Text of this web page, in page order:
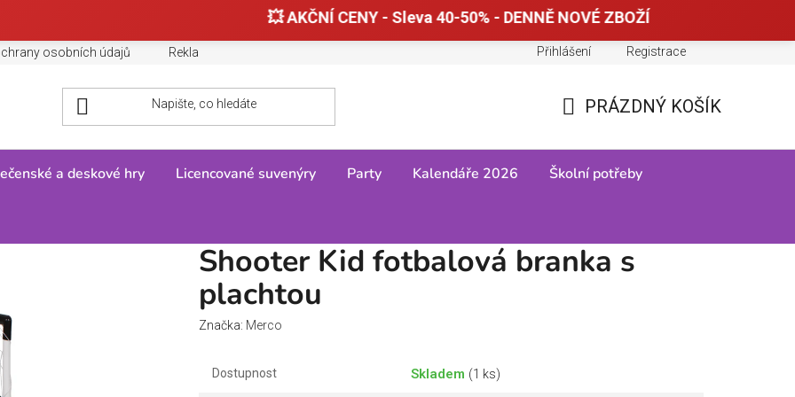
💥 AKČNÍ CENY - Sleva 40-50% - DENNĚ NOVÉ ZBOŽÍ
osobních údajů Reklamace, výměny a vrácení zboží Tabulky velikostí
Přihlášení Registrace
KOŠÍK
PRÁZDNÝ KOŠÍK
a deskové hry Licencované suvenýry Party Kalendáře 2026 Školní potřeby
Shooter Kid fotbalová branka s
plachtou
Značka: Merco
Dostupnost Skladem (1 ks)